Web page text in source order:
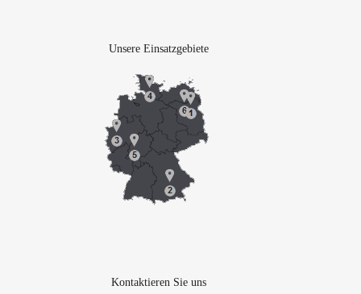
Unsere Einsatzgebiete
Kontaktieren Sie uns